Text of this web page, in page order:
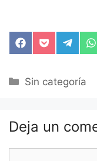
Compartir
en
Compartir
en
en
Categorías
Sin categoría
Deja un